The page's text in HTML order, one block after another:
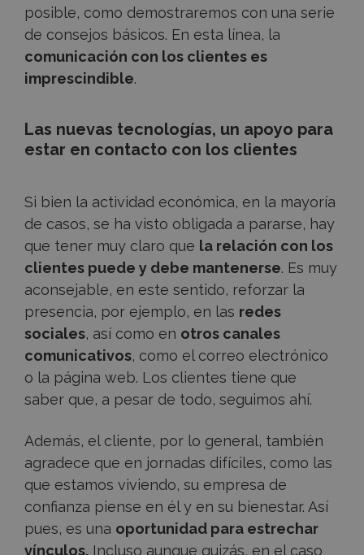
posible, como demostraremos con una serie
de consejos básicos. En esta línea, la
comunicación con los clientes es
imprescindible.
Las nuevas tecnologías, un apoyo para
estar en contacto con los clientes
Si bien la actividad económica, en la mayoría
de casos, se ha visto obligada a pararse, hay
que tener muy claro que la relación con los
clientes puede y debe mantenerse. Es muy
aconsejable, en este sentido, reforzar la
presencia, por ejemplo, en las redes
sociales, así como en otros canales
comunicativos, como el correo electrónico
o la página web. Los clientes tiene que
saber que, a pesar de todo, seguimos ahí.
Además, el cliente, por lo general, también
agradece que en jornadas difíciles, como las
que estamos viviendo, su empresa de
confianza piense en él y en su bienestar. Así
pues, es una oportunidad para estrechar
vínculos. Incluso aunque quizás, en el caso